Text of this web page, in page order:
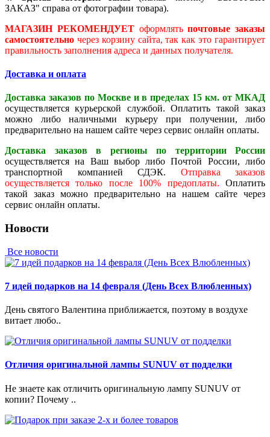
ЗАКАЗ" справа от фотографии товара).
МАГАЗИН РЕКОМЕНДУЕТоформлятьпочтовые заказы
самостоятельно через корзину сайта, так как это гарантирует
правильность заполнения адреса и данных получателя.
Доставка и оплата
Доставка заказов по Москве и в пределах 15 км. от МКАД
осуществляется курьерской службой. Оплатить такой заказ
можно либо наличными курьеру при получении, либо
предварительно на нашем сайте через сервис онлайн оплаты.
Доставка заказов в регионы по территории России
осуществляется на Ваш выбор либо Почтой России, либо
транспортной компанией СДЭК. Отправка заказов
осуществляется только после 100% предоплаты. Оплатить
такой заказ можно предварительно на нашем сайте через
сервис онлайн оплаты.
Новости
Все новости
7 идей подарков на 14 февраля (День Всех Влюбленных)
День святого Валентина приближается, поэтому в воздухе
витает любо..
Отличия оригинальной лампы SUNUV от подделки
Не знаете как отличить оригинальную лампу SUNUV от
копии? Почему ..